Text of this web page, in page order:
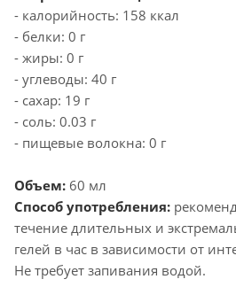
- калорийность: 158 ккал
- белки: 0 г
- жиры: 0 г
- углеводы: 40 г
- сахар: 19 г
- соль: 0.03 г
- пищевые волокна: 0 г
Объем: 60 мл
Способ употребления:
течение длительных и
гелей в час в зависимости от
Не требует запивания водой.